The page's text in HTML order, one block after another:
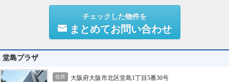
チェックした物件を
まとめてお問い合わせ
堂島プラザ
住所 大阪府大阪市北区堂島1丁目5番30号